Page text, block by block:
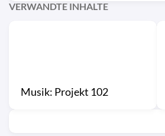
VERWANDTE INHALTE
Musik: Projekt 102